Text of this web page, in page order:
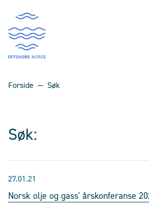
Forside Søk
Søk:
27.01.21
Norsk olje og gass' årskonferanse